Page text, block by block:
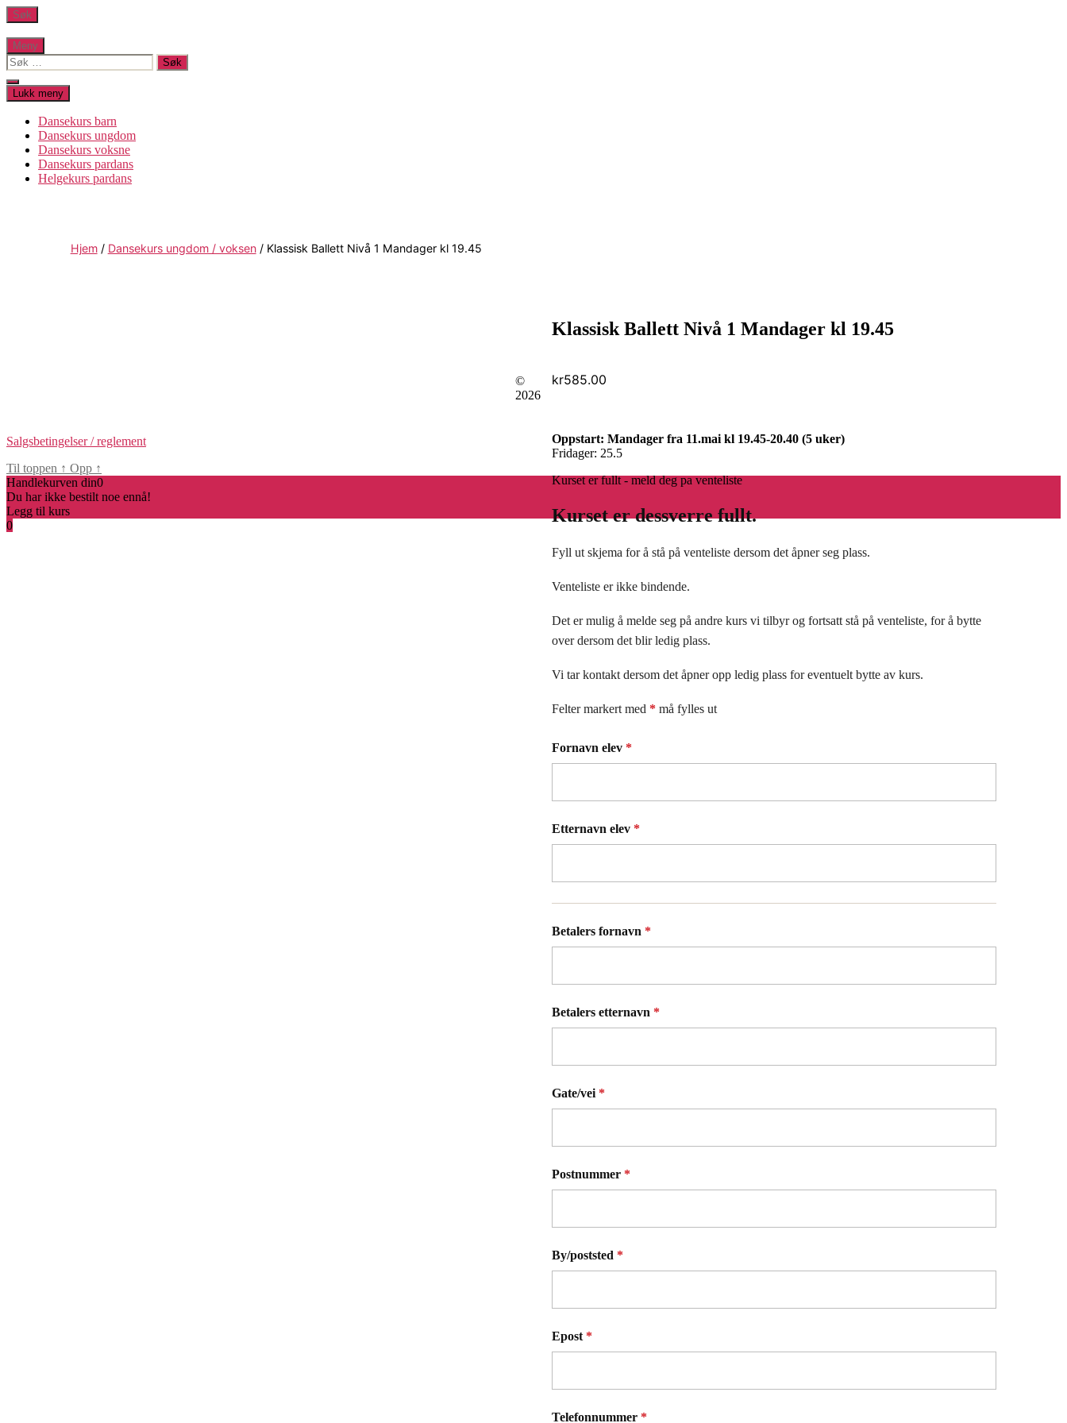
Hopp
til
innholdet
Søk
Meny
Søk
etter:
Lukk
søk
Lukk meny
Dansekurs barn
Dansekurs ungdom
Dansekurs voksne
Dansekurs pardans
Helgekurs pardans
Hjem/ Dansekurs ungdom / voksen/ Klassisk Ballett Nivå 1 Mandager kl 19.45
Klassisk Ballett Nivå 1 Mandager kl 19.45
kr585.00
Oppstart: Mandager fra 11.mai kl 19.45-20.40 (5 uker)
Fridager: 25.5
Kurset er fullt - meld deg pa venteliste
Kurset er dessverre fullt.
Fyll ut skjema for å stå på venteliste dersom det åpner seg plass.
Venteliste er ikke bindende.
Det er mulig å melde seg på andre kurs vi tilbyr og fortsatt stå på venteliste, for å bytte
over dersom det blir ledig plass.
Vi tar kontakt dersom det åpner opp ledig plass for eventuelt bytte av kurs.
Felter markert med * må fylles ut
Fornavn elev *
Etternavn elev *
Betalers fornavn *
Betalers etternavn *
Gate/vei *
Postnummer *
By/poststed *
Epost *
Telefonnummer *
©
2026
Salgsbetingelser / reglement
Til toppen ↑ Opp ↑
Handlekurven din0
Du har ikke bestilt noe ennå!
Legg til kurs
0